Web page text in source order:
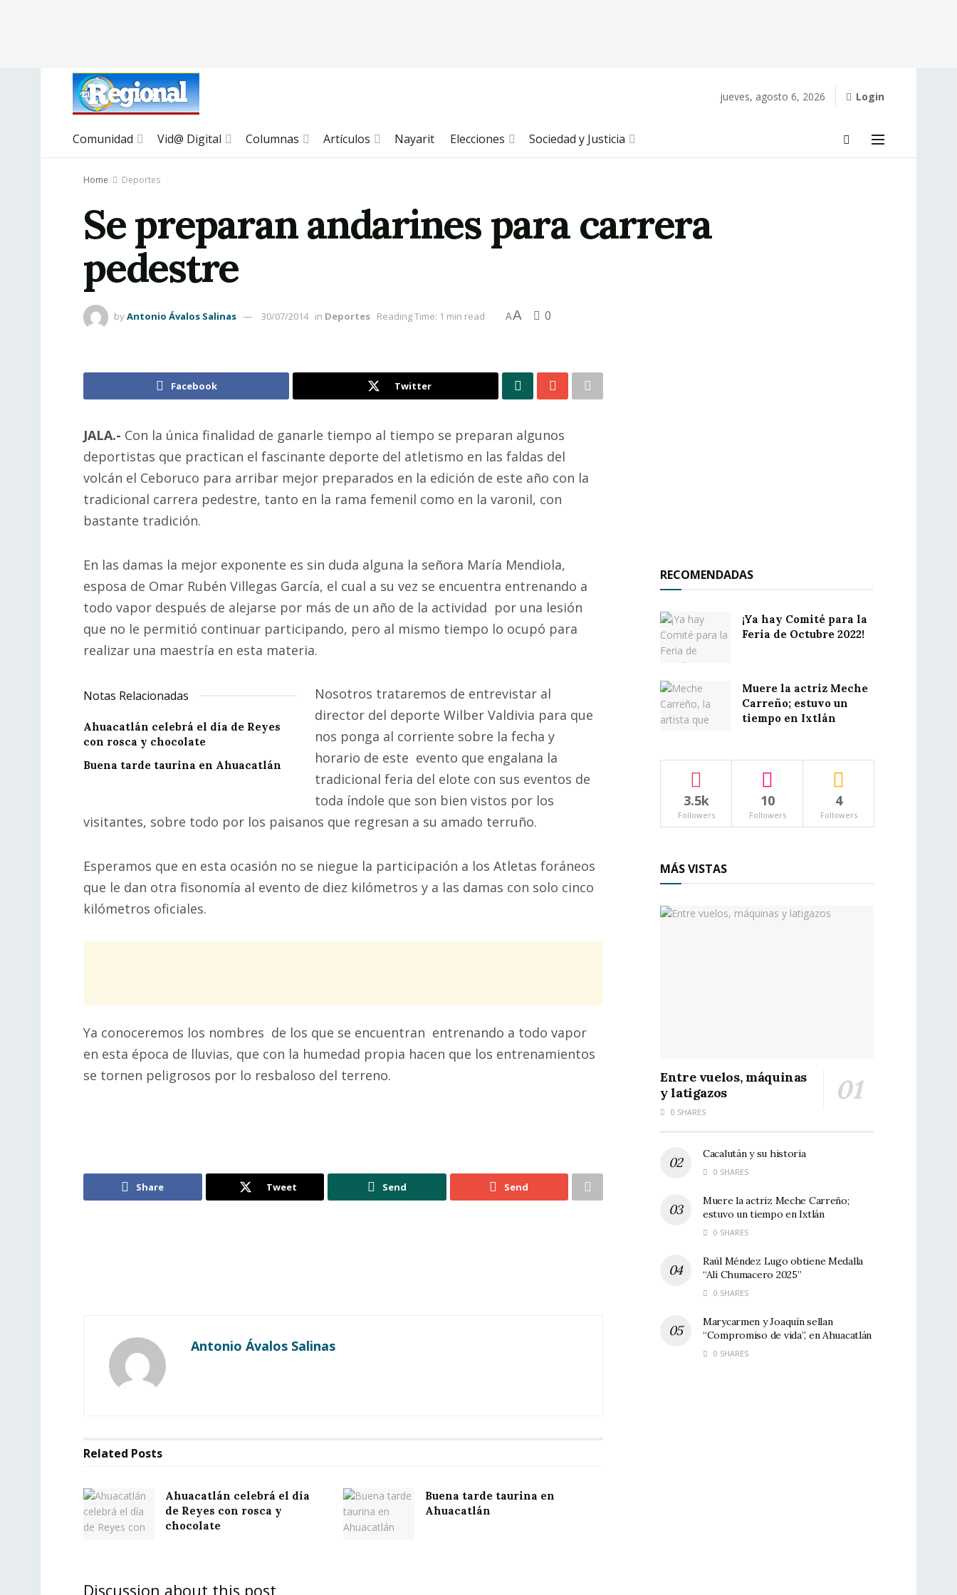
jueves, agosto 6, 2026 Login
Comunidad Vid@ Digital Columnas Artículos Nayarit Elecciones Sociedad y Justicia
Home Deportes
Se preparan andarines para carrera
pedestre
byAntonio Ávalos Salinas 30/07/2014 in Deportes Reading Time: 1 min read AA 0
Facebook Twitter
JALA.- Con la única finalidad de ganarle tiempo al tiempo se preparan algunos
deportistas que practican el fascinante deporte del atletismo en las faldas del
volcán el Ceboruco para arribar mejor preparados en la edición de este año con la
tradicional carrera pedestre, tanto en la rama femenil como en la varonil, con
bastante tradición.
En las damas la mejor exponente es sin duda alguna la señora María Mendiola,
esposa de Omar Rubén Villegas García, el cual a su vez se encuentra entrenando a
todo vapor después de alejarse por más de un año de la actividad por una lesión
que no le permitió continuar participando, pero al mismo tiempo lo ocupó para
realizar una maestría en esta materia.
Notas Relacionadas
Ahuacatlán celebrá el día de Reyes
con rosca y chocolate
Buena tarde taurina en Ahuacatlán
Nosotros trataremos de entrevistar al
director del deporte Wilber Valdivia para que
nos ponga al corriente sobre la fecha y
horario de este evento que engalana la
tradicional feria del elote con sus eventos de
toda índole que son bien vistos por los
visitantes, sobre todo por los paisanos que regresan a su amado terruño.
Esperamos que en esta ocasión no se niegue la participación a los Atletas foráneos
que le dan otra fisonomía al evento de diez kilómetros y a las damas con solo cinco
kilómetros oficiales.
Ya conoceremos los nombres de los que se encuentran entrenando a todo vapor
en esta época de lluvias, que con la humedad propia hacen que los entrenamientos
se tornen peligrosos por lo resbaloso del terreno.
Share Tweet Send Send
Antonio Ávalos Salinas
Related Posts
Ahuacatlán celebrá el día
de Reyes con rosca y
chocolate
Buena tarde taurina en
Ahuacatlán
Discussion about this post
RECOMENDADAS
¡Ya hay Comité para la
Feria de Octubre 2022!
Muere la actriz Meche
Carreño; estuvo un
tiempo en Ixtlán
3.5k
Followers
10
Followers
4
Followers
MÁS VISTAS
Entre vuelos, máquinas
y latigazos
0 SHARES
Cacalután y su historia
0 SHARES
Muere la actriz Meche Carreño;
estuvo un tiempo en Ixtlán
0 SHARES
Raúl Méndez Lugo obtiene Medalla
“Alí Chumacero 2025”
0 SHARES
Marycarmen y Joaquín sellan
“Compromiso de vida”, en Ahuacatlán
0 SHARES